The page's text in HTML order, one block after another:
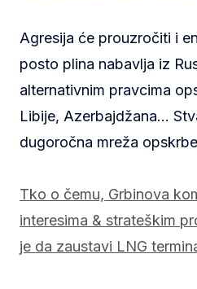
Agresija će prouzročiti i
posto plina nabavlja iz
alternativnim pravcima
Libije, Azerbajdžana…
dugoročna mreža
Tko o čemu, Grbinova
interesima & strateškim
je da zaustavi LNG